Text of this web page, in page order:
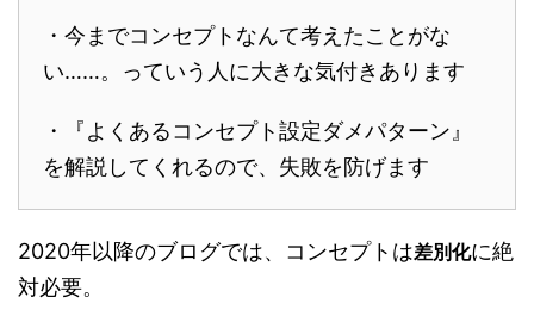
・今までコンセプトなんて考えたことがな
い……。っていう人に大きな気付きあります
・『よくあるコンセプト設定ダメパターン』
を解説してくれるので、失敗を防げます
2020年以降のブログでは、コンセプトは差別化に絶
対必要。